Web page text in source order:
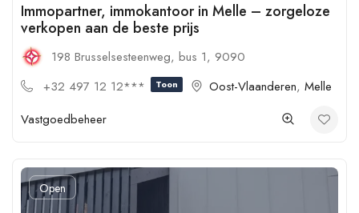
Immopartner, immokantoor in Melle – zorgeloze
verkopen aan de beste prijs
198 Brusselsesteenweg, bus 1, 9090
+32 497 12 12***
Toon Oost-Vlaanderen, Melle
Vastgoedbeheer
Open